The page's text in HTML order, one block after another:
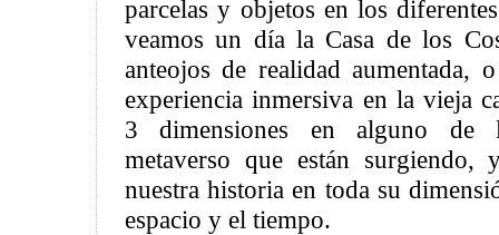
parcelas y objetos en los
veamos un día la Casa de los
anteojos de realidad aumentada,
experiencia inmersiva en la vieja
3 dimensiones en alguno de
metaverso que están surgiendo,
nuestra historia en toda su
espacio y el tiempo.